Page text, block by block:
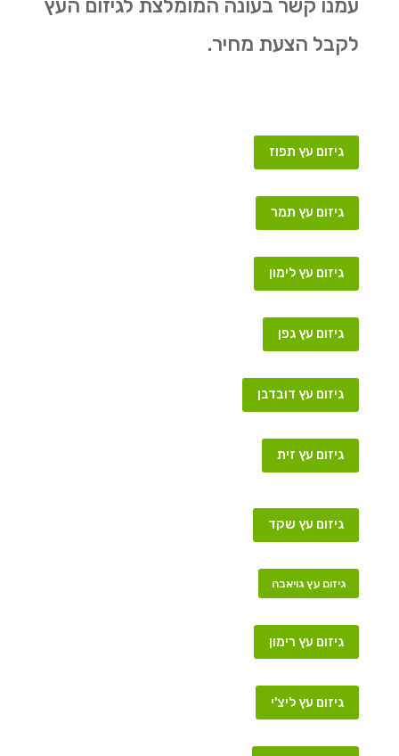
עמנו קשר בעונה המומלצת לגיזום העץ
לקבל הצעת מחיר.
גיזום עץ תפוז
גיזום עץ תמר
גיזום עץ לימון
גיזום עץ גפן
גיזום עץ דובדבן
גיזום עץ זית
גיזום עץ שקד
גיזום עץ גויאבה
גיזום עץ רימון
גיזום עץ ליצ'י